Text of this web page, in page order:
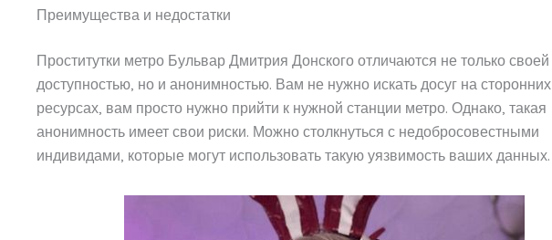
Преимущества и недостатки
Проститутки метро Бульвар Дмитрия Донского отличаются не только своей
доступностью, но и анонимностью. Вам не нужно искать досуг на сторонних
ресурсах, вам просто нужно прийти к нужной станции метро. Однако, такая
анонимность имеет свои риски. Можно столкнуться с недобросовестными
индивидами, которые могут использовать такую уязвимость ваших данных.